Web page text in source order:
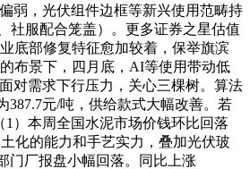
弱，光伏组件边框等新兴使用范畴持
社服配合笼盖）。更多证券之星估值
底部修复特征愈加较着，保举旗滨
布景下，四月底，AI等使用带动低
对需求下行压力，关心三棵树。算法
元/吨，供给款式大幅改善。若
）本周全国水泥市场价钱环比回落
化的能力和手艺实力，叠加光伏玻
门厂报盘小幅回落。同比上涨